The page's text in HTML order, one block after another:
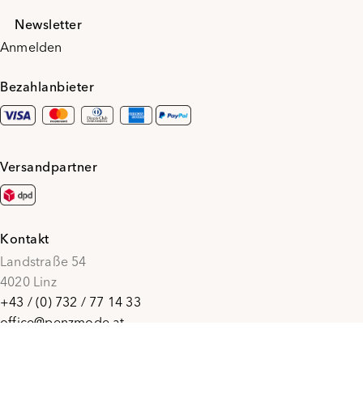
Newsletter
Anmelden
Bezahlanbieter
Versandpartner
Kontakt
Landstraße 54
4020 Linz
+43 / (0) 732 / 77 14 33
office@penzmode.at